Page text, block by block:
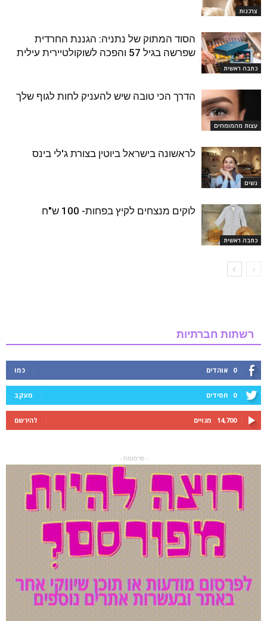
צרכנות
כתבה ראשית
הסוד המתוק של נתניה: הגננת החרדית
שפרשה בגיל 57 והפכה לשוקולטיירית עילית
עצות מהמומחים
הדרך הכי טובה שיש להעניק לחות לגוף שלך
נשים
לראשונה בישראל ביוטין בצורת ג'לי בינס
כתבה ראשית
לוקים מנצחים לקיץ בפחות- 100 ש"ח
רשתות חברתיות
0 אוהדים כמו
0 חסידים מעקב
14,700 מנויים להירשם
- פרסומת -